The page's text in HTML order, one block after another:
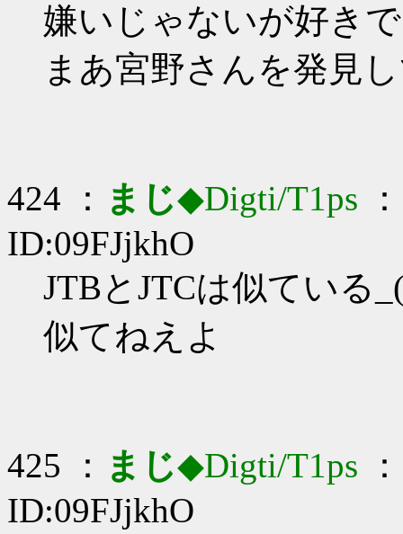
嫌いじゃないが好き
まあ宮野さんを発見
424 ： まじ◆Digti/T1ps
ID:09FJjkhO
JTBとJTCは似ている
似てねえよ
425 ： まじ◆Digti/T1ps
ID:09FJjkhO